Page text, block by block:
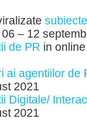
subiecte
– 12
de PR in
ai agentiilor de
2021
Digitale/
2021